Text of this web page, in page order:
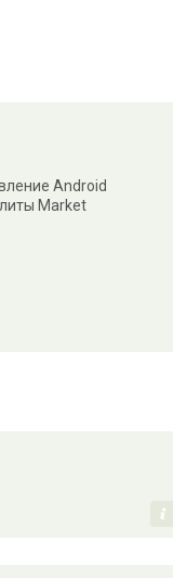
Android
Market